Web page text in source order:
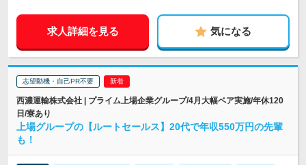
求人詳細を見る 気になる
志望動機・自己PR不要
西濃運輸株式会社 | プライム上場企業グループ/4月大幅ベア実施/年休120
日/寮あり
上場グループの【ルートセールス】20代で年収550万円の先輩
も！